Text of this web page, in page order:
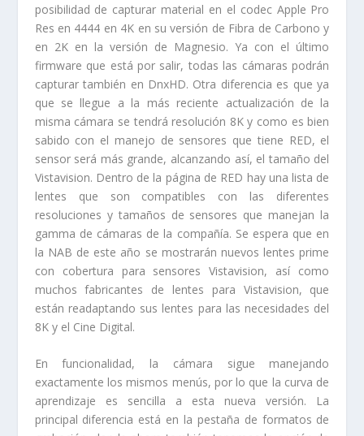
posibilidad de capturar material en el codec Apple Pro
Res en 4444 en 4K en su versión de Fibra de Carbono y
en 2K en la versión de Magnesio. Ya con el último
firmware que está por salir, todas las cámaras podrán
capturar también en DnxHD. Otra diferencia es que ya
que se llegue a la más reciente actualización de la
misma cámara se tendrá resolución 8K y como es bien
sabido con el manejo de sensores que tiene RED, el
sensor será más grande, alcanzando así, el tamaño del
Vistavision. Dentro de la página de RED hay una lista de
lentes que son compatibles con las diferentes
resoluciones y tamaños de sensores que manejan la
gamma de cámaras de la compañía. Se espera que en
la NAB de este año se mostrarán nuevos lentes prime
con cobertura para sensores Vistavision, así como
muchos fabricantes de lentes para Vistavision, que
están readaptando sus lentes para las necesidades del
8K y el Cine Digital.
En funcionalidad, la cámara sigue manejando
exactamente los mismos menús, por lo que la curva de
aprendizaje es sencilla a esta nueva versión. La
principal diferencia está en la pestaña de formatos de